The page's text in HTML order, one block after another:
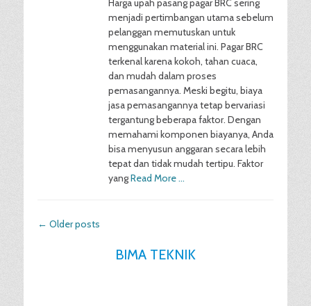
Harga upah pasang pagar BRC sering
menjadi pertimbangan utama sebelum
pelanggan memutuskan untuk
menggunakan material ini. Pagar BRC
terkenal karena kokoh, tahan cuaca,
dan mudah dalam proses
pemasangannya. Meski begitu, biaya
jasa pemasangannya tetap bervariasi
tergantung beberapa faktor. Dengan
memahami komponen biayanya, Anda
bisa menyusun anggaran secara lebih
tepat dan tidak mudah tertipu. Faktor
yangRead More …
Post
← Older posts
BIMA TEKNIK